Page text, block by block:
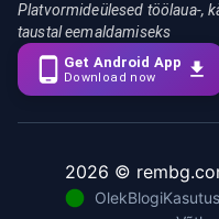
Platvormideülesed töölaua-,
taustal eemaldamiseks
Get Android App
Download now
2026 ©
OlekBlogi